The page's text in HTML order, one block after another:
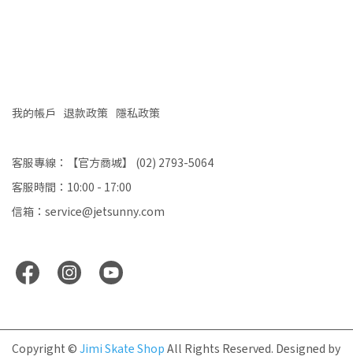
我的帳戶 退款政策 隱私政策
客服專線：【官方商城】 (02) 2793-5064
客服時間：10:00 - 17:00
信箱：service@jetsunny.com
Copyright © Jimi Skate Shop All Rights Reserved. Designed by